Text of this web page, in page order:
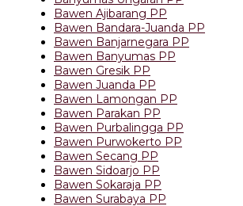
Bawen Ajibarang PP
Bawen Bandara-Juanda PP
Bawen Banjarnegara PP
Bawen Banyumas PP
Bawen Gresik PP
Bawen Juanda PP
Bawen Lamongan PP
Bawen Parakan PP
Bawen Purbalingga PP
Bawen Purwokerto PP
Bawen Secang PP
Bawen Sidoarjo PP
Bawen Sokaraja PP
Bawen Surabaya PP